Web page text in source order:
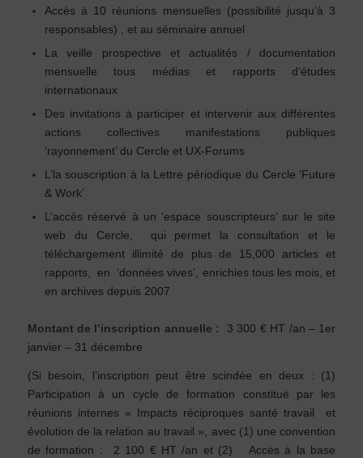
Accès à 10 réunions mensuelles (possibilité jusqu’à 3
responsables) , et au séminaire annuel
La veille prospective et actualités / documentation
mensuelle tous médias et rapports d’études
internationaux
Des invitations à participer et intervenir aux différentes
actions collectives manifestations publiques
‘rayonnement’ du Cercle et UX-Forums
L’la souscription à la Lettre périodique du Cercle ‘Future
& Work’
L’accès réservé à un ‘espace souscripteurs’ sur le site
web du Cercle, qui permet la consultation et le
téléchargement illimité de plus de 15,000 articles et
rapports, en ‘données vives’, enrichies tous les mois, et
en archives depuis 2007
Montant de l’inscription annuelle :
3 300 € HT /an – 1er
janvier – 31 décembre
(Si besoin, l’inscription peut être scindée en deux : (1)
Participation à un cycle de formation constitué par les
réunions internes « Impacts réciproques santé travail et
évolution de la relation au travail », avec (1) une convention
de formation : 2 100 € HT /an et (2) Accès à la base